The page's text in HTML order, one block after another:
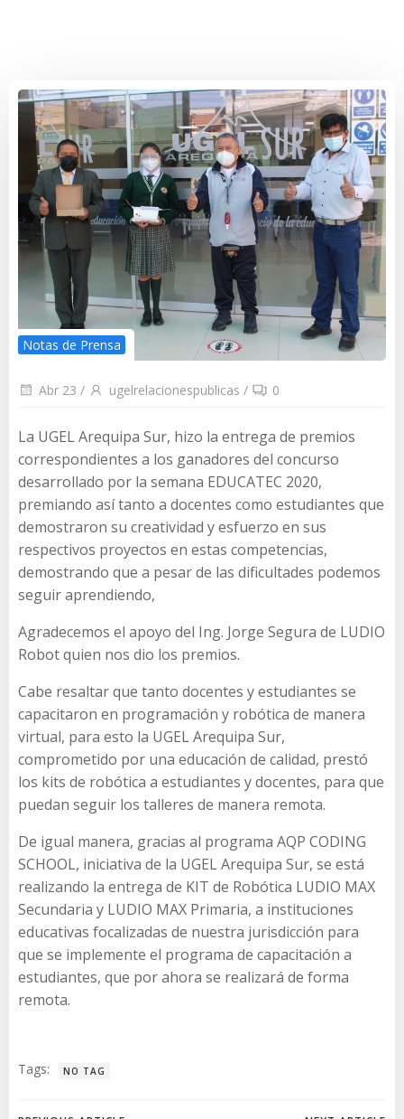
Notas de Prensa
Abr 23 / ugelrelacionespublicas / 0
La UGEL Arequipa Sur, hizo la entrega de premios
correspondientes a los ganadores del concurso
desarrollado por la semana EDUCATEC 2020,
premiando así tanto a docentes como estudiantes que
demostraron su creatividad y esfuerzo en sus
respectivos proyectos en estas competencias,
demostrando que a pesar de las dificultades podemos
seguir aprendiendo,
Agradecemos el apoyo del Ing. Jorge Segura de LUDIO
Robot quien nos dio los premios.
Cabe resaltar que tanto docentes y estudiantes se
capacitaron en programación y robótica de manera
virtual, para esto la UGEL Arequipa Sur,
comprometido por una educación de calidad, prestó
los kits de robótica a estudiantes y docentes, para que
puedan seguir los talleres de manera remota.
De igual manera, gracias al programa AQP CODING
SCHOOL, iniciativa de la UGEL Arequipa Sur, se está
realizando la entrega de KIT de Robótica LUDIO MAX
Secundaria y LUDIO MAX Primaria, a instituciones
educativas focalizadas de nuestra jurisdicción para
que se implemente el programa de capacitación a
estudiantes, que por ahora se realizará de forma
remota.
Tags: NO TAG